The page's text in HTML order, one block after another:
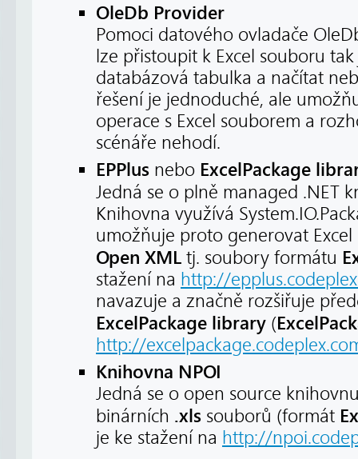
OleDb Provider
Pomoci datového ovladače
lze přistoupit k Excel souboru
databázová tabulka a načítat
řešení je jednoduché, ale
operace s Excel souborem a
scénáře nehodí.
EPPlus nebo ExcelPackage
Jedná se o plně managed .NET
Knihovna využívá
umožňuje proto generovat
Open XML tj. soubory formátu
stažení na http://
navazuje a značně rozšiřuje
ExcelPackage library (
http://
Knihovna NPOI
Jedná se o open source
binárních .xls souborů (formát
je ke stažení na http://